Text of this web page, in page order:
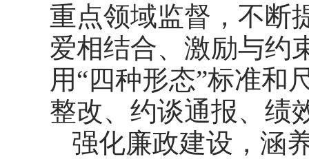
重点领域监督，不断
爱相结合、激励与约
用“四种形态”标准和
整改、约谈通报、绩
强化廉政建设，涵